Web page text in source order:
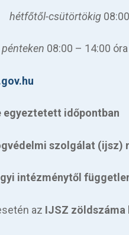
hétfőtől-csütörtökig
pénteken 08:00 – 14:00
egyeztetett időpontban
szolgálat (ijsz)
intézménytől
az IJSZ zöldszáma